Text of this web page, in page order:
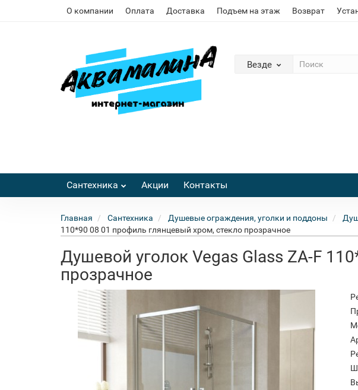
О компании Оплата Доставка Подъем на этаж Возврат
Везде
Сантехника Акции Контакты
Главная Сантехника Душевые ограждения, уголки и поддоны
110*90 08 01 профиль глянцевый хром, стекло прозрачное
Душевой уголок Vegas Glass ZA-F
прозрачное